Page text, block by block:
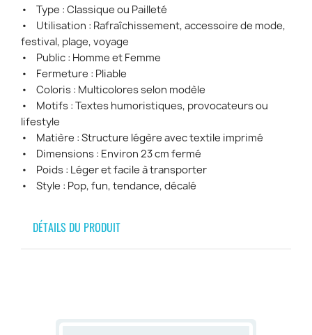
• Type : Classique ou Pailleté
• Utilisation : Rafraîchissement, accessoire de mode,
festival, plage, voyage
• Public : Homme et Femme
• Fermeture : Pliable
• Coloris : Multicolores selon modèle
• Motifs : Textes humoristiques, provocateurs ou
lifestyle
• Matière : Structure légère avec textile imprimé
• Dimensions : Environ 23 cm fermé
• Poids : Léger et facile à transporter
• Style : Pop, fun, tendance, décalé
DÉTAILS DU PRODUIT